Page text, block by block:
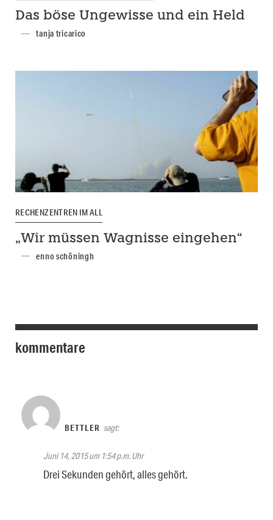
Das böse Ungewisse und ein Held
tanja tricarico
RECHENZENTREN IM ALL
„Wir müssen Wagnisse eingehen“
enno schöningh
kommentare
BETTLER sagt:
Juni 14, 2015 um 1:54 p.m. Uhr
Drei Sekunden gehört, alles gehört.